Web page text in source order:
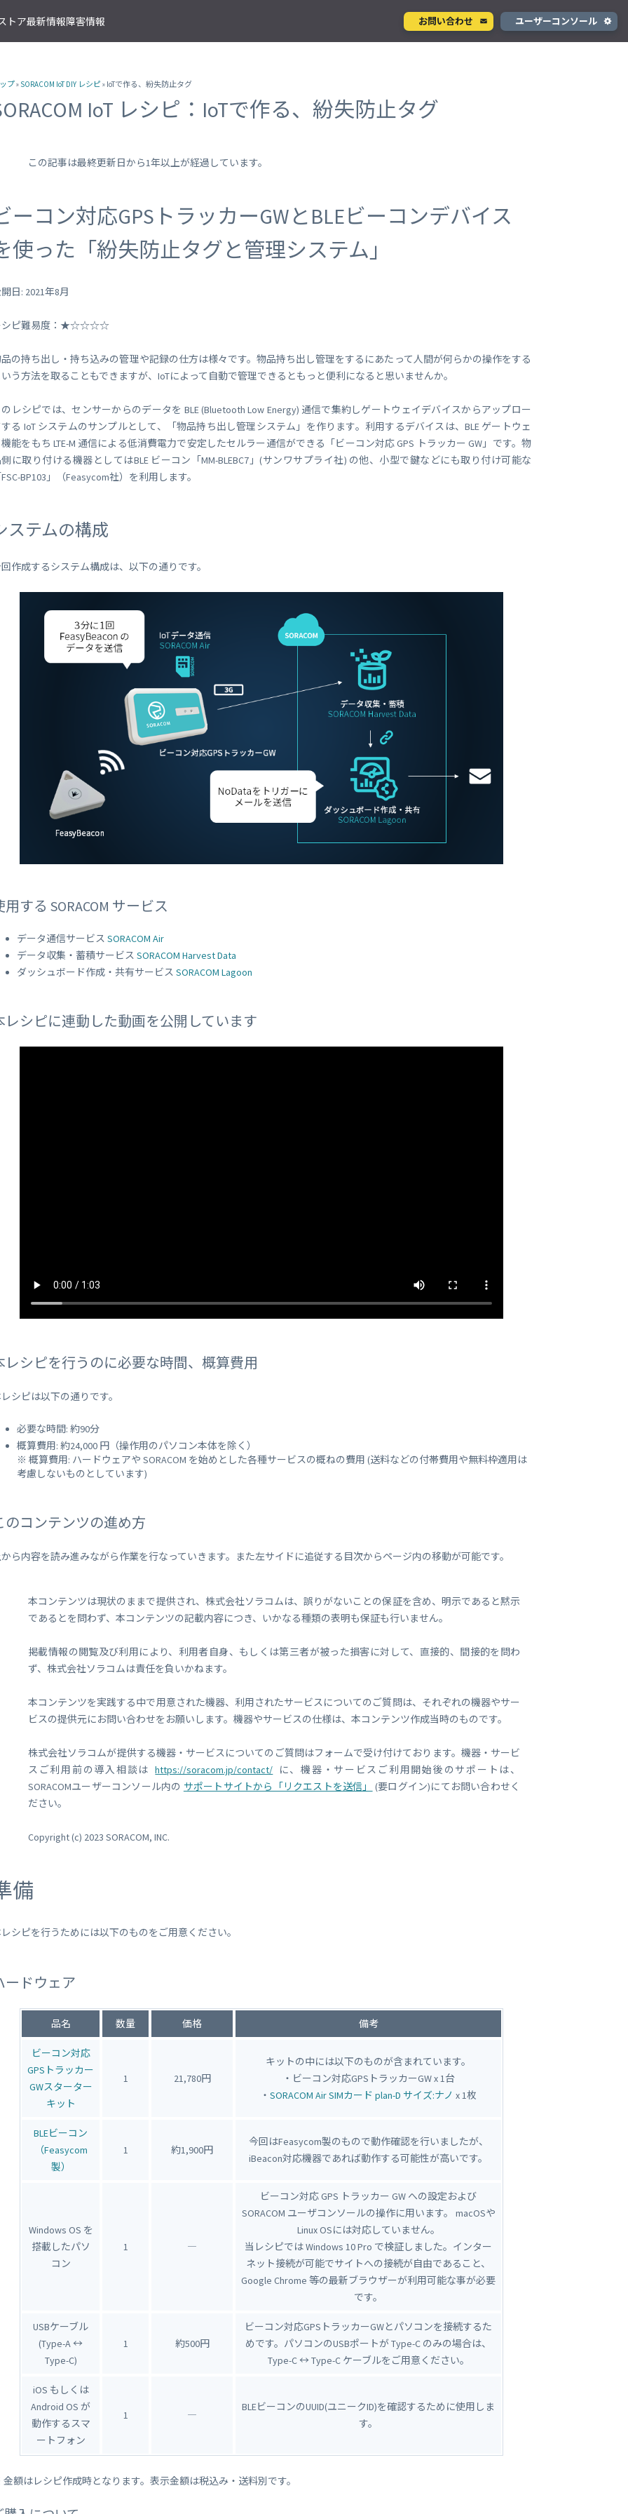
お問い合わせ ユーザーコンソール
トア最新情報障害情報
トワークゲートウェイ
LAN接続
ラフィック処理
Junction
Napter
データ転送支援
SORACOM Beam
クラウドリソースアダプタ
データ収集・蓄積
デバイス管理
SORACOM Inventory
メディア転送
SORACOM Relay
SORACOM Flux
データ分析基盤
SORACOM Query
ソラカメ
手軽に始められるクラウド型カメラ
Soracom Cloud SMS Delivery
多要素認証サービス
実証実験(Technology preview)
衛星メッセージングサービス
RFID 実証実験
SORACOM 導入事例集
IoT活用で実現する新規収益モデル
資料ダウンロード一覧
SORACOM はじめてサポート
IoT プロジェクトの“壁打ち”支援
エンジニアリングサービス
ソラコムのサポート
サポートプラン
診断機能
IoT SIM
組込み通信モジュール・アンテナ
センサー内蔵 IoT デバイス
IoT パッケージソリューション
IoT 開発ボード
株式会社ソラコム Facebook ページ
SORACOM YouTube チャンネル
プ» SORACOM IoT DIY レシピ » IoTで作る、紛失防止タグ
IoT レシピ：IoTで作る、紛失防止タグ
この記事は最終更新日から1年以上が経過しています。
ーコン対応GPSトラッカーGWとBLEビーコンデバイス
使った「紛失防止タグと管理システム」
日: 2021年8月
シピ難易度：★☆☆☆☆
の持ち出し・持ち込みの管理や記録の仕方は様々です。物品持ち出し管理をするにあたって人間が何らかの操作をする
いう方法を取ることもできますが、IoTによって自動で管理できるともっと便利になると思いませんか。
のレシピでは、センサーからのデータを BLE (Bluetooth Low Energy) 通信で集約しゲートウェイデバイスからアップロー
する IoT システムのサンプルとして、「物品持ち出し管理システム」を作ります。利用するデバイスは、BLE ゲートウェ
能をもち LTE-M 通信による低消費電力で安定したセルラー通信ができる「ビーコン対応 GPS トラッカー GW」です。物
に取り付ける機器としてはBLE ビーコン「MM-BLEBC7」(サンワサプライ社) の他、小型で鍵などにも取り付け可能な
FSC-BP103」（Feasycom社）を利用します。
ステムの構成
作成するシステム構成は、以下の通りです。
用する SORACOM サービス
データ通信サービス SORACOM Air
データ収集・蓄積サービス SORACOM Harvest Data
ダッシュボード作成・共有サービス SORACOM Lagoon
レシピに連動した動画を公開しています
レシピを行うのに必要な時間、概算費用
シピは以下の通りです。
必要な時間: 約90分
概算費用: 約24,000 円（操作用のパソコン本体を除く）
※ 概算費用: ハードウェアや SORACOM を始めとした各種サービスの概ねの費用 (送料などの付帯費用や無料枠適用は
考慮しないものとしています)
のコンテンツの進め方
ら内容を読み進みながら作業を行なっていきます。また左サイドに追従する目次からページ内の移動が可能です。
本コンテンツは現状のままで提供され、株式会社ソラコムは、誤りがないことの保証を含め、明示であると黙示
であるとを問わず、本コンテンツの記載内容につき、いかなる種類の表明も保証も行いません。
掲載情報の閲覧及び利用により、利用者自身、もしくは第三者が被った損害に対して、直接的、間接的を問わ
ず、株式会社ソラコムは責任を負いかねます。
本コンテンツを実践する中で用意された機器、利用されたサービスについてのご質問は、それぞれの機器やサー
ビスの提供元にお問い合わせをお願いします。機器やサービスの仕様は、本コンテンツ作成当時のものです。
株式会社ソラコムが提供する機器・サービスについてのご質問はフォームで受け付けております。機器・サービ
スご利用前の導入相談は https://soracom.jp/contact/
に、機器・サービスご利用開始後のサポートは、
SORACOMユーザーコンソール内の サポートサイトから「リクエストを送信」
(要ログイン)にてお問い合わせく
ださい。
Copyright (c) 2023 SORACOM, INC.
備
シピを行うためには以下のものをご用意ください。
ードウェア
品名 数量 価格 備考
ビーコン対応
GPSトラッカー
GWスターター
キット
1 21,780円
キットの中には以下のものが含まれています。
・ビーコン対応GPSトラッカーGW x 1台
・ SORACOM Air SIMカード plan-D サイズ:ナノ x 1枚
BLEビーコン
（Feasycom
製）
1 約1,900円
今回はFeasycom製のもので動作確認を行いましたが、
iBeacon対応機器であれば動作する可能性が高いです。
Windows OS を
搭載したパソ
コン
1 ―
ビーコン対応 GPS トラッカー GW への設定および
SORACOM ユーザコンソールの操作に用います。 macOSや
Linux OSには対応していません。
当レシピでは Windows 10 Pro で検証しました。インター
ネット接続が可能でサイトへの接続が自由であること、
Google Chrome 等の最新ブラウザーが利用可能な事が必要
です。
USBケーブル
(Type-A ↔
Type-C)
1 約500円
ビーコン対応GPSトラッカーGWとパソコンを接続するた
めです。パソコンのUSBポートが Type-C のみの場合は、
Type-C ↔ Type-C ケーブルをご用意ください。
iOS もしくは
Android OS が
動作するスマ
ートフォン
1 ―
BLEビーコンのUUID(ユニークID)を確認するために使用しま
す。
額はレシピ作成時となります。表示金額は税込み・送料別です。